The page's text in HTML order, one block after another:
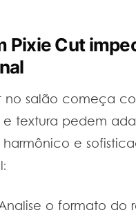
Pixie Cut
no salão começa
textura pedem
e
o formato do